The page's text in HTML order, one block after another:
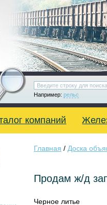
Например: рельс
компаний
Главная / Доска
Продам ж/д
Черное литье